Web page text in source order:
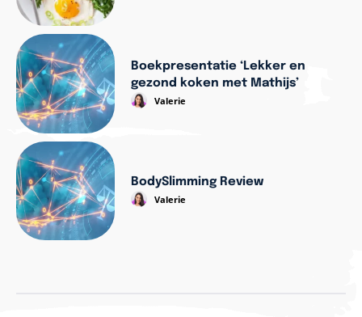
Boekpresentatie ‘Lekker en
gezond koken met Mathijs’
Valerie
BodySlimming Review
Valerie